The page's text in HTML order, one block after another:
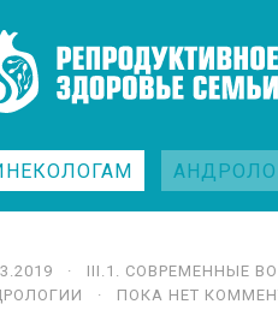
· III.1. СОВРЕМЕННЫЕ
· ПОКА НЕТ